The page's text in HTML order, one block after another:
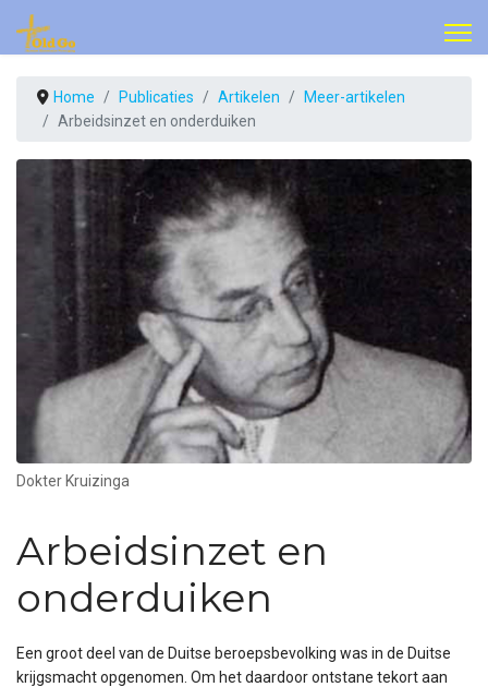
Home Publicaties Artikelen
Meer-artikelen
Arbeidsinzet en onderduiken
Dokter Kruizinga
Arbeidsinzet en
onderduiken
Een groot deel van de Duitse beroepsbevolking was in de Duitse
krijgsmacht opgenomen. Om het daardoor ontstane tekort aan